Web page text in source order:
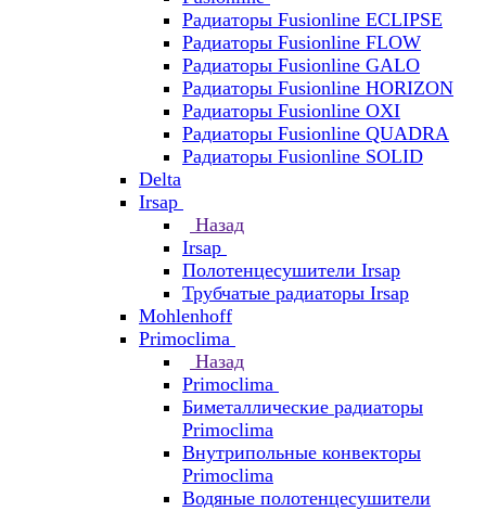
Радиаторы Fusionline ECLIPSE
Радиаторы Fusionline FLOW
Радиаторы Fusionline GALO
Радиаторы Fusionline HORIZON
Радиаторы Fusionline OXI
Радиаторы Fusionline QUADRA
Радиаторы Fusionline SOLID
Delta
Irsap
Назад
Irsap
Полотенцесушители Irsap
Трубчатые радиаторы Irsap
Mohlenhoff
Primoclima
Назад
Primoclima
Биметаллические радиаторы
Primoclima
Внутрипольные конвекторы
Primoclima
Водяные полотенцесушители